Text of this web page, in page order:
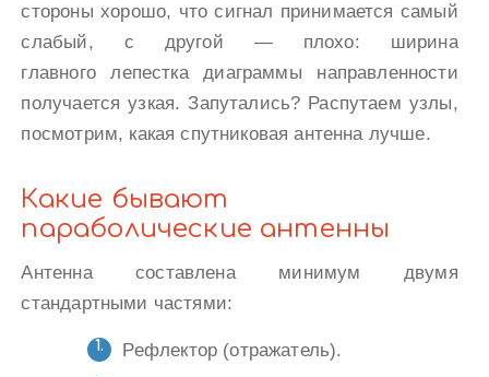
стороны хорошо, что сигнал принимается самый
слабый, с другой — плохо: ширина
главного лепестка диаграммы направленности
получается узкая. Запутались? Распутаем узлы,
посмотрим, какая спутниковая антенна лучше.
Какие бывают
параболические антенны
Антенна составлена минимум двумя
стандартными частями:
Рефлектор (отражатель).